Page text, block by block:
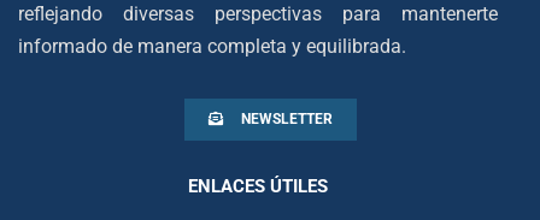
reflejando diversas perspectivas para mantenerte
informado de manera completa y equilibrada.
NEWSLETTER
ENLACES ÚTILES